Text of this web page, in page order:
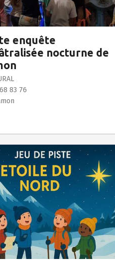
enquête
nocturne de
83 76